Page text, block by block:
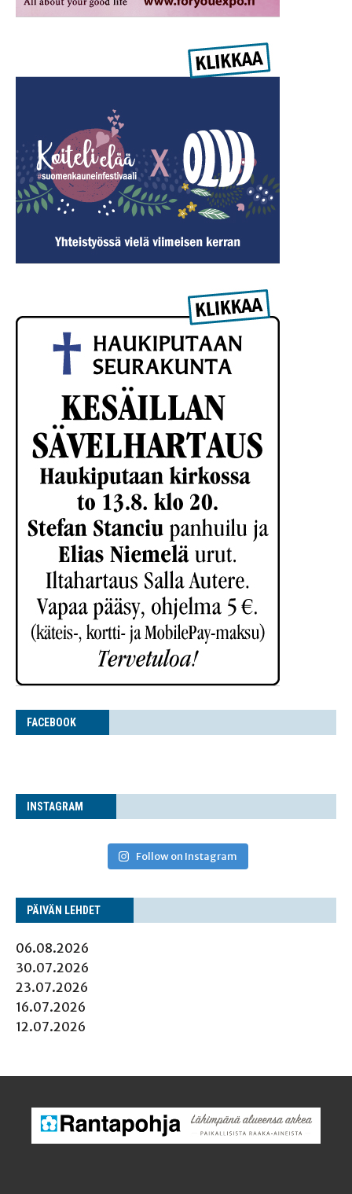
FACE­BOOK
INS­TA­GRAM
Follow on Instagram
PÄI­VÄN LEHDET
06.08.2026
30.07.2026
23.07.2026
16.07.2026
12.07.2026